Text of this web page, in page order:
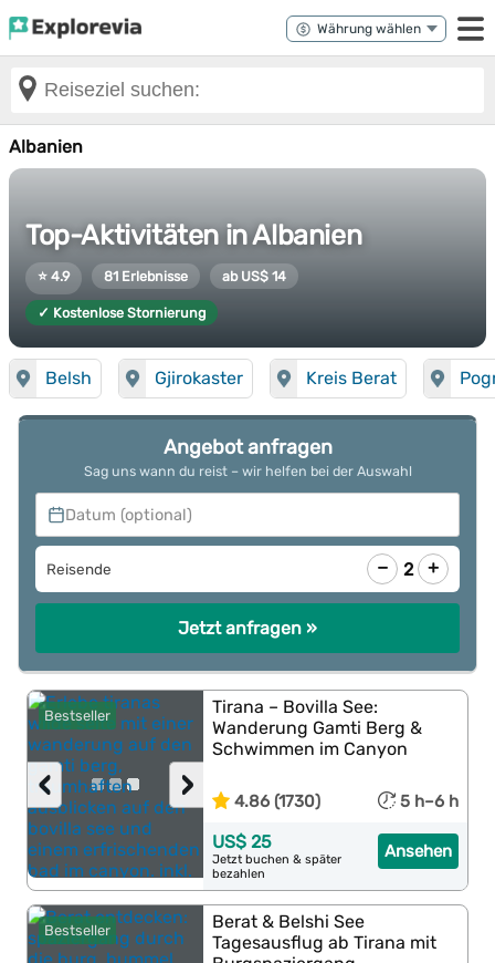
Albanien
Top-Aktivitäten in Albanien
⭐ 4.9 81 Erlebnisse ab US$ 14
✓ Kostenlose Stornierung
Belsh Gjirokaster Kreis Berat
Angebot anfragen
Sag uns wann du reist – wir helfen bei der Auswahl
Datum (optional)
Reisende − 2 +
Jetzt anfragen »
Bestseller
›
‹
Tirana – Bovilla See:
Wanderung Gamti Berg &
Schwimmen im Canyon
4.86 (1730) 5 h–6 h
Ansehen
US$ 25
Jetzt buchen & später
bezahlen
Bestseller
Berat & Belshi See
Tagesausflug ab Tirana mit